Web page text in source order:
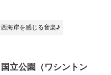
西海岸を感じる音楽♪
立公園（ワシントン